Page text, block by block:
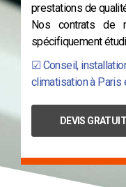
prestations de
Nos contrats de
spécifiquement
☑ Conseil,
climatisation à Paris
DEVIS GRATUIT